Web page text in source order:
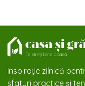
Inspirație zilnică
sfaturi practice și